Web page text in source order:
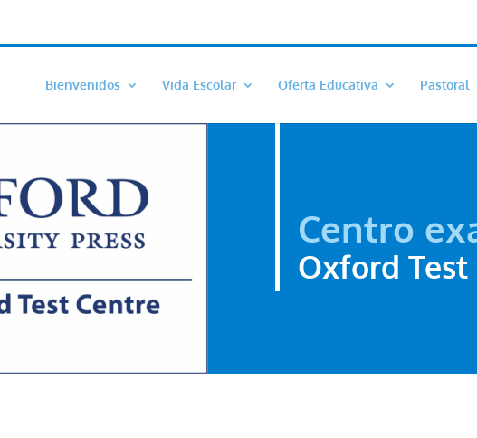
Bienvenidos Vida Escolar Oferta Educativa Pastoral
Centro
Oxford